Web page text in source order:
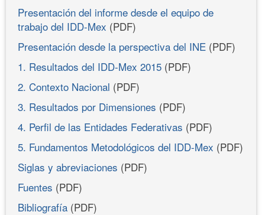
Presentación del informe desde el equipo de
trabajo del IDD-Mex (PDF)
Presentación desde la perspectiva del INE (PDF)
1. Resultados del IDD-Mex 2015 (PDF)
2. Contexto Nacional (PDF)
3. Resultados por Dimensiones (PDF)
4. Perfil de las Entidades Federativas (PDF)
5. Fundamentos Metodológicos del IDD-Mex (PDF)
Siglas y abreviaciones (PDF)
Fuentes (PDF)
Bibliografía (PDF)